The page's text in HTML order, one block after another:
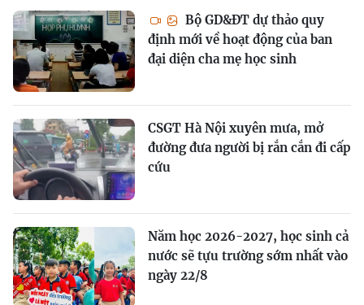
Bộ GD&ĐT dự thảo quy
định mới về hoạt động của ban
đại diện cha mẹ học sinh
CSGT Hà Nội xuyên mưa, mở
đường đưa người bị rắn cắn đi cấp
cứu
Năm học 2026-2027, học sinh cả
nước sẽ tựu trường sớm nhất vào
ngày 22/8